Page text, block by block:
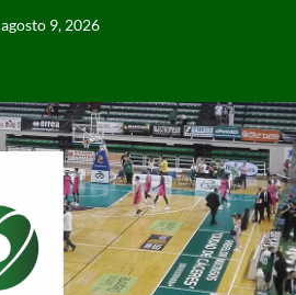
agosto 9, 2026